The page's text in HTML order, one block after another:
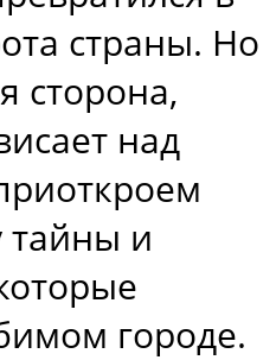
страны. Но
сторона,
над
тайны и
городе.